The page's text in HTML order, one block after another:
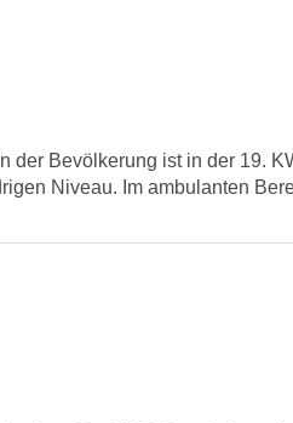
der Bevölkerung ist in der 19.
Niveau. Im ambulanten